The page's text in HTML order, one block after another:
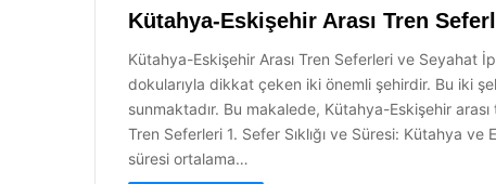
Kütahya-Eskişehir Arası Tren
Kütahya-Eskişehir Arası Tren Seferleri ve Seyahat
dokularıyla dikkat çeken iki önemli şehirdir. Bu iki
sunmaktadır. Bu makalede, Kütahya-Eskişehir
Tren Seferleri 1. Sefer Sıklığı ve Süresi: Kütahya
süresi ortalama…